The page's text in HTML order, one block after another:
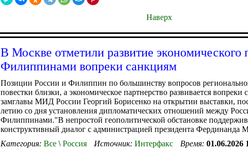
Наверх
В Москве отметили развитие экономического
Филиппинами вопреки санкциям
Позиции России и Филиппин по большинству вопросов
повестки близки, а экономическое партнерство развивается вопреки
замглавы МИД России Георгий Борисенко на открытии выставки,
летию со дня установления дипломатических отношений между
Филиппинами."В непростой геополитической обстановке
конструктивный диалог с администрацией президента Фердинанда
Категория: Все \ Россия Источник: Интерфакс Время: 01.06.2026